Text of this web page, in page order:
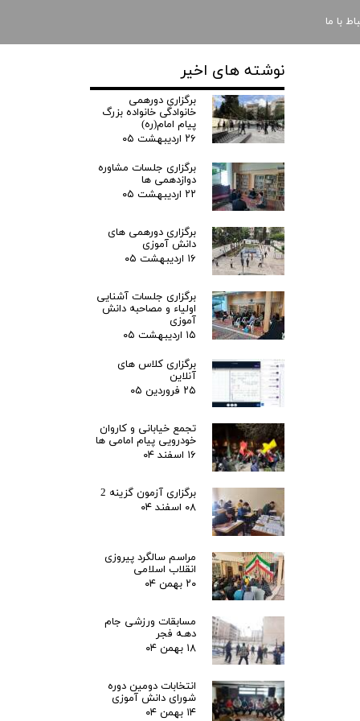
با ما
نوشته های اخیر
برگزاری دورهمی
خانوادگی خانواده بزرگ
پیام امام(ره)
۲۶ اردیبهشت ۰۵
برگزاری جلسات مشاوره
دوازدهمی ها
۲۲ اردیبهشت ۰۵
برگزاری دورهمی های
دانش آموزی
۱۶ اردیبهشت ۰۵
برگزاری جلسات آشنایی
اولیاء و مصاحبه دانش
آموزی
۱۵ اردیبهشت ۰۵
برگزاری کلاس های
آنلاین
۲۵ فروردین ۰۵
تجمع خیابانی و کاروان
خودرویی پیام امامی ها
۱۶ اسفند ۰۴
برگزاری آزمون گزینه 2
۰۸ اسفند ۰۴
مراسم سالگرد پیروزی
انقلاب اسلامی
۲۰ بهمن ۰۴
مسابقات ورزشی جام
دهـه فجر
۱۸ بهمن ۰۴
انتخابات دومین دوره
شورای دانش آموزی
۱۴ بهمن ۰۴